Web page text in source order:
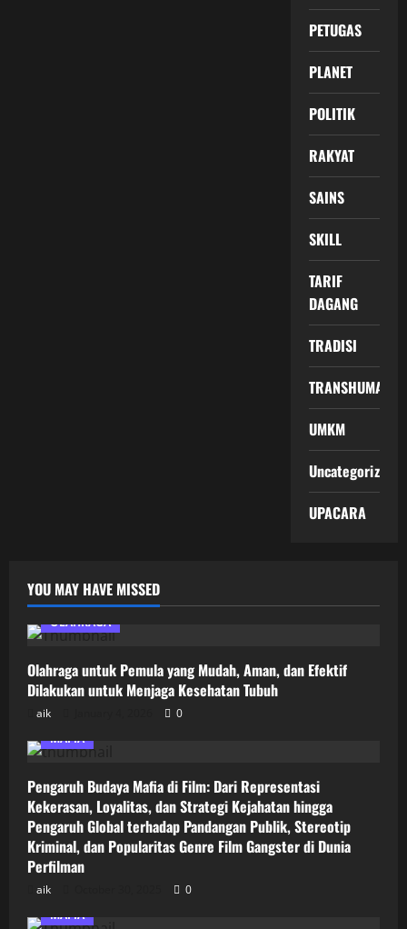
PETUGAS
PLANET
POLITIK
RAKYAT
SAINS
SKILL
TARIF
DAGANG
TRADISI
UMKM
Uncategorized
UPACARA
YOU MAY HAVE MISSED
OLAHRAGA
Olahraga untuk Pemula yang Mudah, Aman, dan Efektif
Dilakukan untuk Menjaga Kesehatan Tubuh
aik
0
MAFIA
Pengaruh Budaya Mafia di Film: Dari Representasi
Kekerasan, Loyalitas, dan Strategi Kejahatan hingga
Pengaruh Global terhadap Pandangan Publik, Stereotip
Kriminal, dan Popularitas Genre Film Gangster di Dunia
Perfilman
aik
0
MAFIA